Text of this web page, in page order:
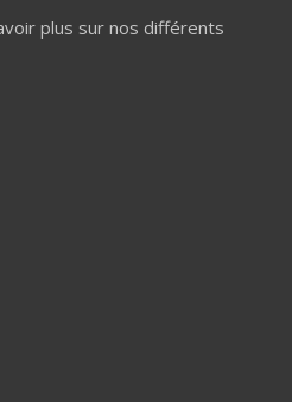
plus sur nos différents